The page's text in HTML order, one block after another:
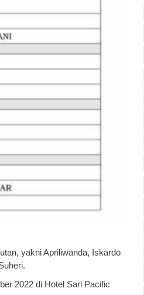
yakni Apriliwanda, Iskardo
2022 di Hotel Sari Pacific